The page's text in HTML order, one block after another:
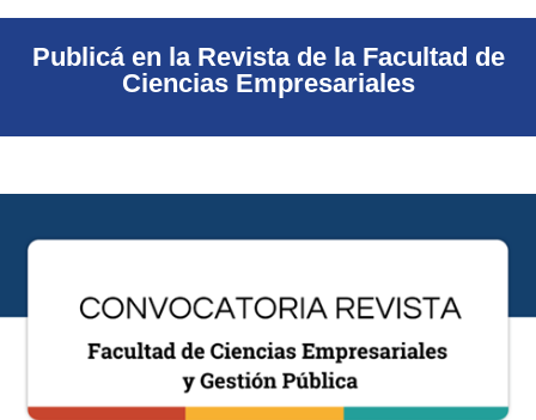
Publicá en la Revista de la Facultad de
Ciencias Empresariales